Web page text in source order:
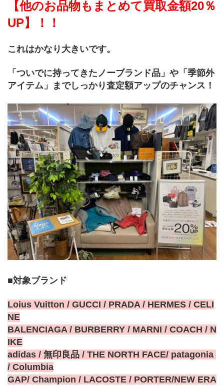
【他のお品物もまとめて買取金額20％
UP】！！
これはかなり大きいです。
「ついでに持ってきたノーブランド品」や「季節外
アイテム」までしっかり査定額アップのチャンス！
■対象ブランド
Loius Vuitton / GUCCI / PRADA / HERMES / CELI
NE
BALENCIAGA / BURBERRY / MARNI / COACH / N
IKE
adidas / 無印良品 / THE NORTH FACE/ patagonia
/ Columbia
GAP/ Champion / LACOSTE / PORTER/NEW ERA